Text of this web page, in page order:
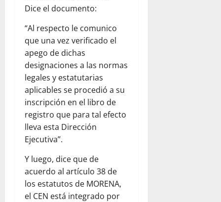
Dice el documento:
“Al respecto le comunico
que una vez verificado el
apego de dichas
designaciones a las normas
legales y estatutarias
aplicables se procedió a su
inscripción en el libro de
registro que para tal efecto
lleva esta Dirección
Ejecutiva”.
Y luego, dice que de
acuerdo al artículo 38 de
los estatutos de MORENA,
el CEN está integrado por